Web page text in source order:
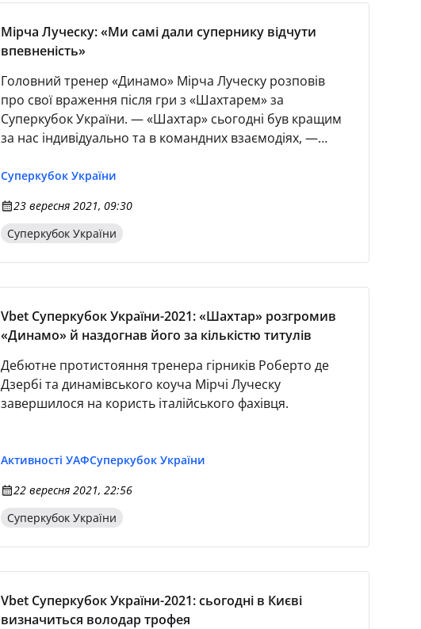
Мірча Луческу: «Ми самі дали супернику відчути
впевненість»
Головний тренер «Динамо» Мірча Луческу розповів
про свої враження після гри з «Шахтарем» за
Суперкубок України. — «Шахтар» сьогодні був кращим
за нас індивідуально та в командних взаємодіях, —
досягти успіху.
Суперкубок України
23 вересня 2021, 09:30
Суперкубок України
Vbet Суперкубок України-2021: «Шахтар» розгромив
«Динамо» й наздогнав його за кількістю титулів
Дебютне протистояння тренера гірників Роберто де
Дзербі та динамівського коуча Мірчі Луческу
завершилося на користь італійського фахівця.
Активності УАФСуперкубок України
22 вересня 2021, 22:56
Суперкубок України
Vbet Суперкубок України-2021: сьогодні в Києві
визначиться володар трофея